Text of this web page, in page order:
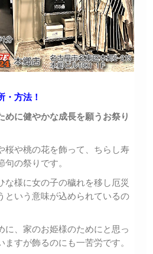
・方法！
めに健やかな成長を願うお祭り
桜や桃の花を飾って、ちらし寿
の祭りです。
な様に女の子の穢れを移し厄災
という意味が込められているの
に、家のお姫様のためにと思っ
すが飾るのにも一苦労です。